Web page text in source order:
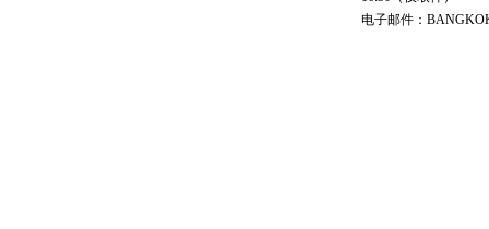
电子邮件：